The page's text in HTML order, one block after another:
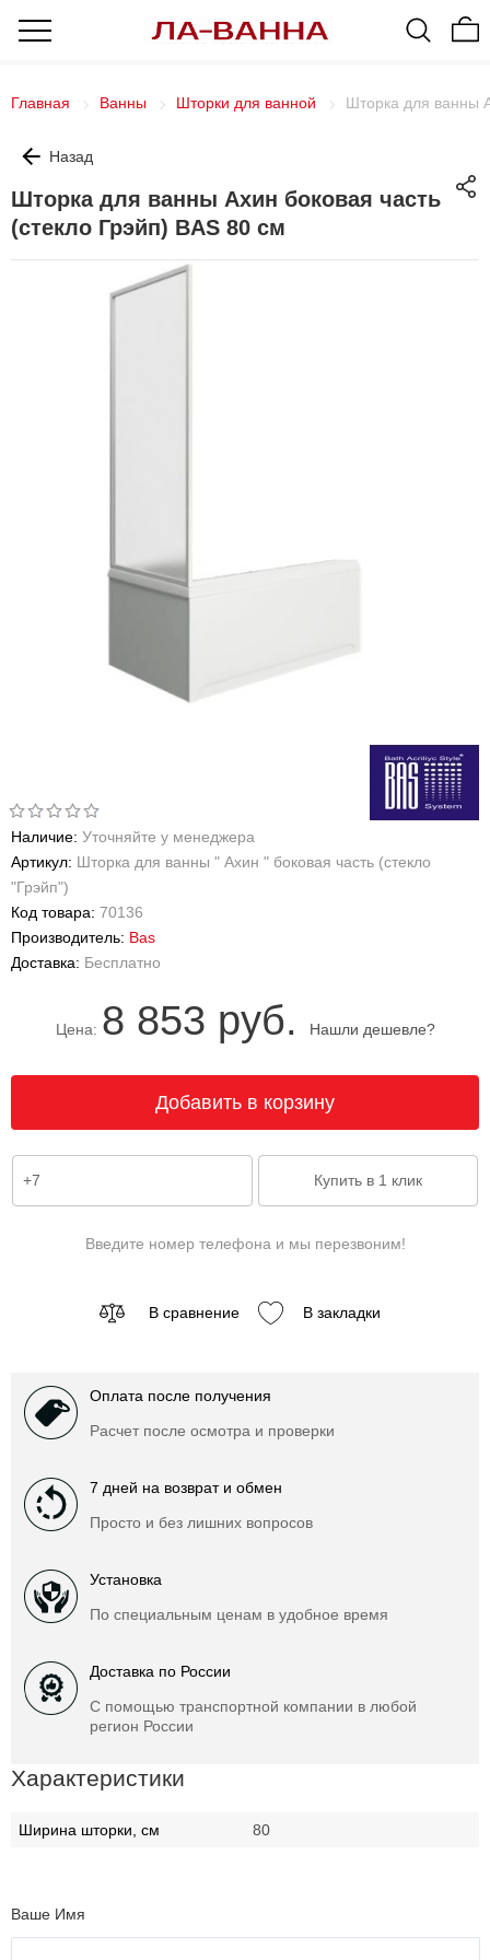
Главная Ванны Шторки для ванной Шторка для ванны
Назад
Шторка для ванны Ахин боковая часть
(стекло Грэйп) BAS 80 см
Наличие: Уточняйте у менеджера
Артикул: Шторка для ванны " Ахин " боковая часть (стекло
"Грэйп")
Код товара: 70136
Производитель: Bas
Доставка: Бесплатно
Цена: 8 853 руб. Нашли дешевле?
Введите номер телефона и мы перезвоним!
В сравнение В закладки
Оплата после получения
Расчет после осмотра и проверки
7 дней на возврат и обмен
Просто и без лишних вопросов
Установка
По специальным ценам в удобное время
Доставка по России
С помощью транспортной компании в любой
регион России
Характеристики
Ширина шторки, см 80
Ваше Имя